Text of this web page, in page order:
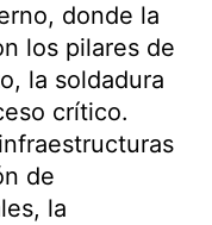
donde la
los pilares de
la soldadura
crítico.
de
la